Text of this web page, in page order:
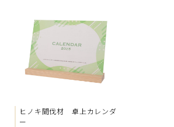
ヒノキ間伐材 卓上カレンダ
ー